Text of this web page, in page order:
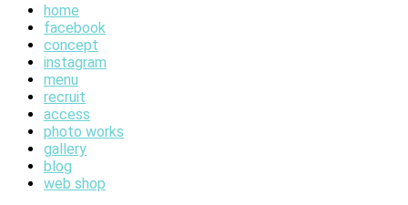
home
facebook
concept
instagram
menu
recruit
access
photo works
gallery
blog
web shop